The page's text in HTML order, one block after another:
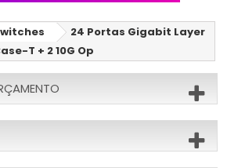
24 Portas Gigabit Layer
T + 2 10G Op